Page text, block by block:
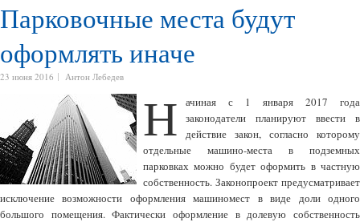
Парковочные места будут
оформлять иначе
23 июня 2016 Антон Лебедев
Н
ачиная с 1 января 2017 года
законодатели планируют ввести в
действие закон, согласно которому
отдельные машино-места в подземных
парковках можно будет оформить в частную
собственность. Законопроект предусматривает
исключение возможности оформления машиномест в виде доли одного
большого помещения. Фактически оформление в долевую собственность